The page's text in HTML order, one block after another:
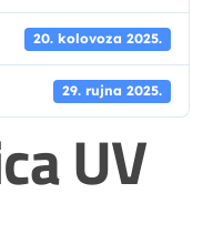
20. kolovoza 2025.
29. rujna 2025.
UV